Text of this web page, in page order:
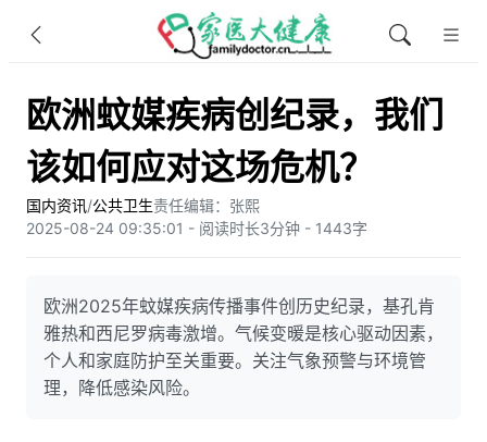
欧洲蚊媒疾病创纪录，我们
该如何应对这场危机？
国内资讯/公共卫生责任编辑：张熙
2025-08-24 09:35:01 - 阅读时长3分钟 - 1443字
欧洲2025年蚊媒疾病传播事件创历史纪录，基孔肯
雅热和西尼罗病毒激增。气候变暖是核心驱动因素，
个人和家庭防护至关重要。关注气象预警与环境管
理，降低感染风险。